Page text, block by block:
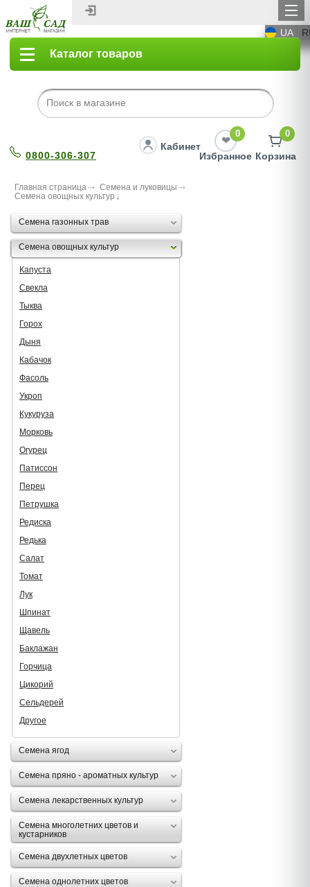
UA
Каталог товаров
0800-306-307
Кабинет
0
Избранное
0
Корзина
Главная страница
Семена и луковицы
Семена овощных культур
Семена газонных трав
Семена овощных культур
Капуста
Свекла
Тыква
Горох
Дыня
Кабачок
Фасоль
Укроп
Кукуруза
Морковь
Огурец
Патиссон
Перец
Петрушка
Редиска
Редька
Салат
Томат
Лук
Шпинат
Щавель
Баклажан
Горчица
Цикорий
Сельдерей
Другое
Семена ягод
Семена пряно - ароматных культур
Семена лекарственных культур
Семена многолетних цветов и
кустарников
Семена двухлетных цветов
Семена однолетних цветов